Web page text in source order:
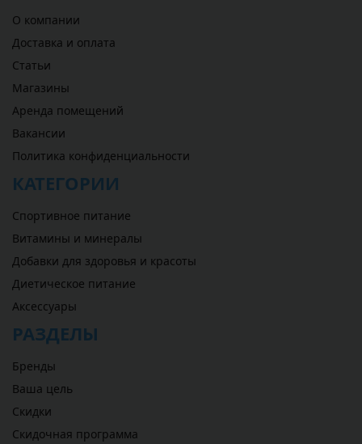
О компании
Доставка и оплата
Статьи
Магазины
Аренда помещений
Вакансии
Политика конфиденциальности
КАТЕГОРИИ
Спортивное питание
Витамины и минералы
Добавки для здоровья и красоты
Диетическое питание
Аксессуары
РАЗДЕЛЫ
Бренды
Ваша цель
Скидки
Скидочная программа